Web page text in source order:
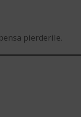
pierderile.